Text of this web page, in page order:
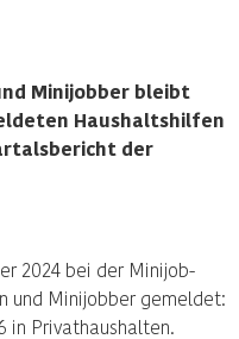
Minijobber bleibt
Haushaltshilfen
der
2024 bei der Minijob-
und Minijobber gemeldet:
in Privathaushalten.